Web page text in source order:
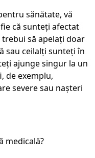
sănătate, vă
că sunteți afectat
să apelați doar
sau ceilalți sunteți în
ajunge singur la un
de exemplu,
severe sau nașteri
medicală?